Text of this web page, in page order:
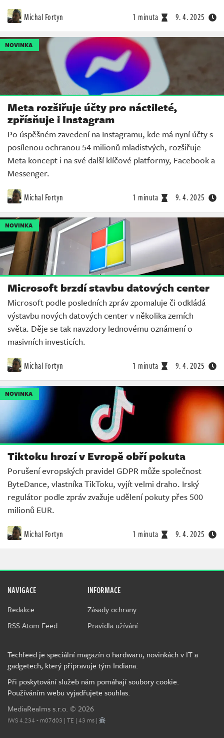
Michal Fortyn 1 minuta 9. 4. 2025
NOVINKA
Meta rozšiřuje účty pro náctileté,
zpřísňuje i Instagram
Po úspěšném zavedení na Instagramu, kde má nyní účty s
posílenou ochranou 54 milionů mladistvých, rozšiřuje
Meta koncept i na své další klíčové platformy, Facebook a
Messenger.
Michal Fortyn 1 minuta 9. 4. 2025
NOVINKA
Microsoft brzdí stavbu datových center
Microsoft podle posledních zpráv zpomaluje či odkládá
výstavbu nových datových center v několika zemích
světa. Děje se tak navzdory lednovému oznámení o
masivních investicích.
Michal Fortyn 1 minuta 9. 4. 2025
NOVINKA
Tiktoku hrozí v Evropě obří pokuta
Porušení evropských pravidel GDPR může společnost
ByteDance, vlastníka TikToku, vyjít velmi draho. Irský
regulátor podle zpráv zvažuje udělení pokuty přes 500
milionů EUR.
Michal Fortyn 1 minuta 9. 4. 2025
NAVIGACE
Redakce
RSS Atom Feed
INFORMACE
Zásady ochrany
Pravidla užívání
Techfeed je speciální magazín o hardwaru, novinkách v IT a
gadgetech, který připravuje tým Indiana.
Při poskytování služeb nám pomáhají soubory cookie.
Používáním webu vyjadřujete souhlas.
MediaRealms s.r.o. © 2026
IWS 4.234 - m07d03 | TE | 43 ms |